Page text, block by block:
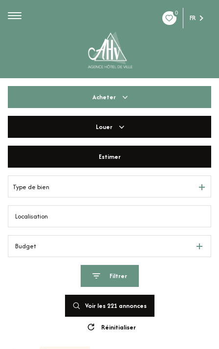
0
FR
Acheter
De l'immo pro
Louer
De l'immo pro
Estimer
Type de bien
Budget
Filtrer
Voir les 221 annonces
Réinitialiser